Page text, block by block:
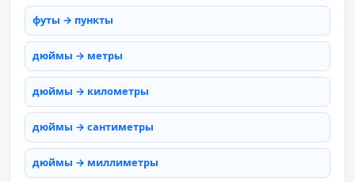
футы → пункты
дюймы → метры
дюймы → километры
дюймы → сантиметры
дюймы → миллиметры